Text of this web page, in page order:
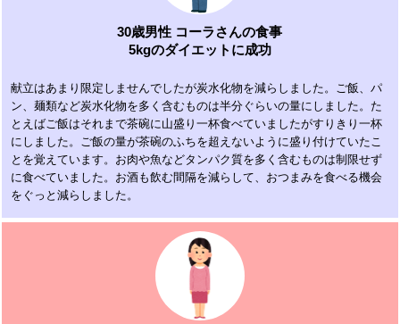
30歳男性 コーラさんの食事
5kgのダイエットに成功
献立はあまり限定しませんでしたが炭水化物を減らしました。ご飯、パ
ン、麺類など炭水化物を多く含むものは半分ぐらいの量にしました。た
とえばご飯はそれまで茶碗に山盛り一杯食べていましたがすりきり一杯
にしました。ご飯の量が茶碗のふちを超えないように盛り付けていたこ
とを覚えています。お肉や魚などタンパク質を多く含むものは制限せず
に食べていました。お酒も飲む間隔を減らして、おつまみを食べる機会
をぐっと減らしました。